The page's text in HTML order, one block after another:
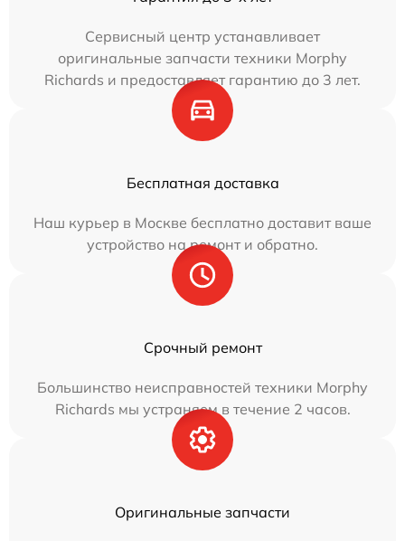
Сервисный центр устанавливает
оригинальные запчасти техники Morphy
Richards и предоставляет гарантию до 3 лет.
Бесплатная доставка
Наш курьер в Москве бесплатно доставит ваше
устройство на ремонт и обратно.
Срочный ремонт
Большинство неисправностей техники Morphy
Richards мы устраняем в течение 2 часов.
Оригинальные запчасти